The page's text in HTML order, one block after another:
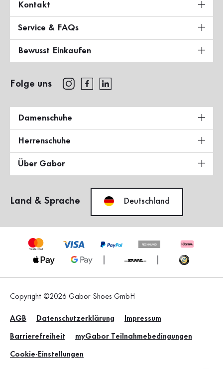
Kontakt
Service & FAQs
Bewusst Einkaufen
Folge uns
Damenschuhe
Herrenschuhe
Über Gabor
Land & Sprache Deutschland
Copyright ©2026 Gabor Shoes GmbH
AGB Datenschutzerklärung Impressum
Barrierefreiheit myGabor Teilnahmebedingungen
Cookie-Einstellungen